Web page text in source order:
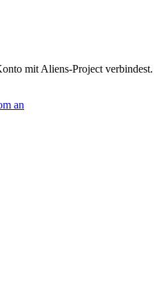
mit Aliens-Project verbindest.
an